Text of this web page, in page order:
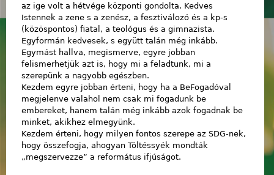
az ige volt a hétvége központi gondolta. Kedves
Istennek a zene s a zenész, a fesztiválozó és a kp-s
(közöspontos) fiatal, a teológus és a gimnazista.
Egyformán kedvesek, s együtt talán még inkább.
Egymást hallva, megismerve, egyre jobban
felismerhetjük azt is, hogy mi a feladtunk, mi a
szerepünk a nagyobb egészben.
Kezdem egyre jobban érteni, hogy ha a BeFogadóval
megjelenve valahol nem csak mi fogadunk be
embereket, hanem talán még inkább azok fogadnak be
minket, akikhez elmegyünk.
Kezdem érteni, hogy milyen fontos szerepe az SDG-nek,
hogy összefogja, ahogyan Töltéssyék mondták
„megszervezze” a református ifjúságot.